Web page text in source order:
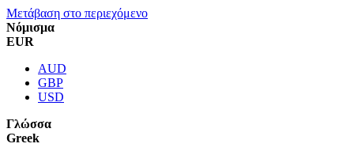
Μετάβαση στο περιεχόμενο
Νόμισμα
EUR
AUD
GBP
USD
Γλώσσα
Greek